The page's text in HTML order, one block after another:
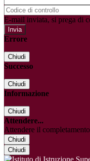
E-mail inviata, si prega di
Errore
Chiudi
Successo
Chiudi
Informazione
Chiudi
Attendere...
Attendere il
Chiudi
Chiudi